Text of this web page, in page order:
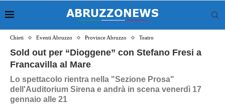
Chieti Eventi Abruzzo Province Abruzzo Teatro
Sold out per “Dioggene” con Stefano Fresi a
Francavilla al Mare
Lo spettacolo rientra nella "Sezione Prosa"
dell'Auditorium Sirena e andrà in scena venerdì 17
gennaio alle 21